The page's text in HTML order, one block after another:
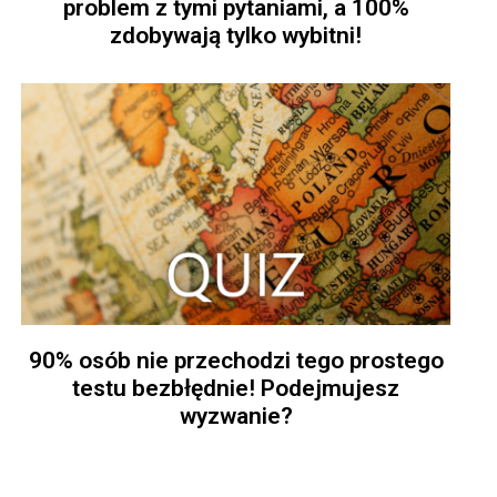
problem z tymi pytaniami, a 100%
zdobywają tylko wybitni!
90% osób nie przechodzi tego prostego
testu bezbłędnie! Podejmujesz
wyzwanie?